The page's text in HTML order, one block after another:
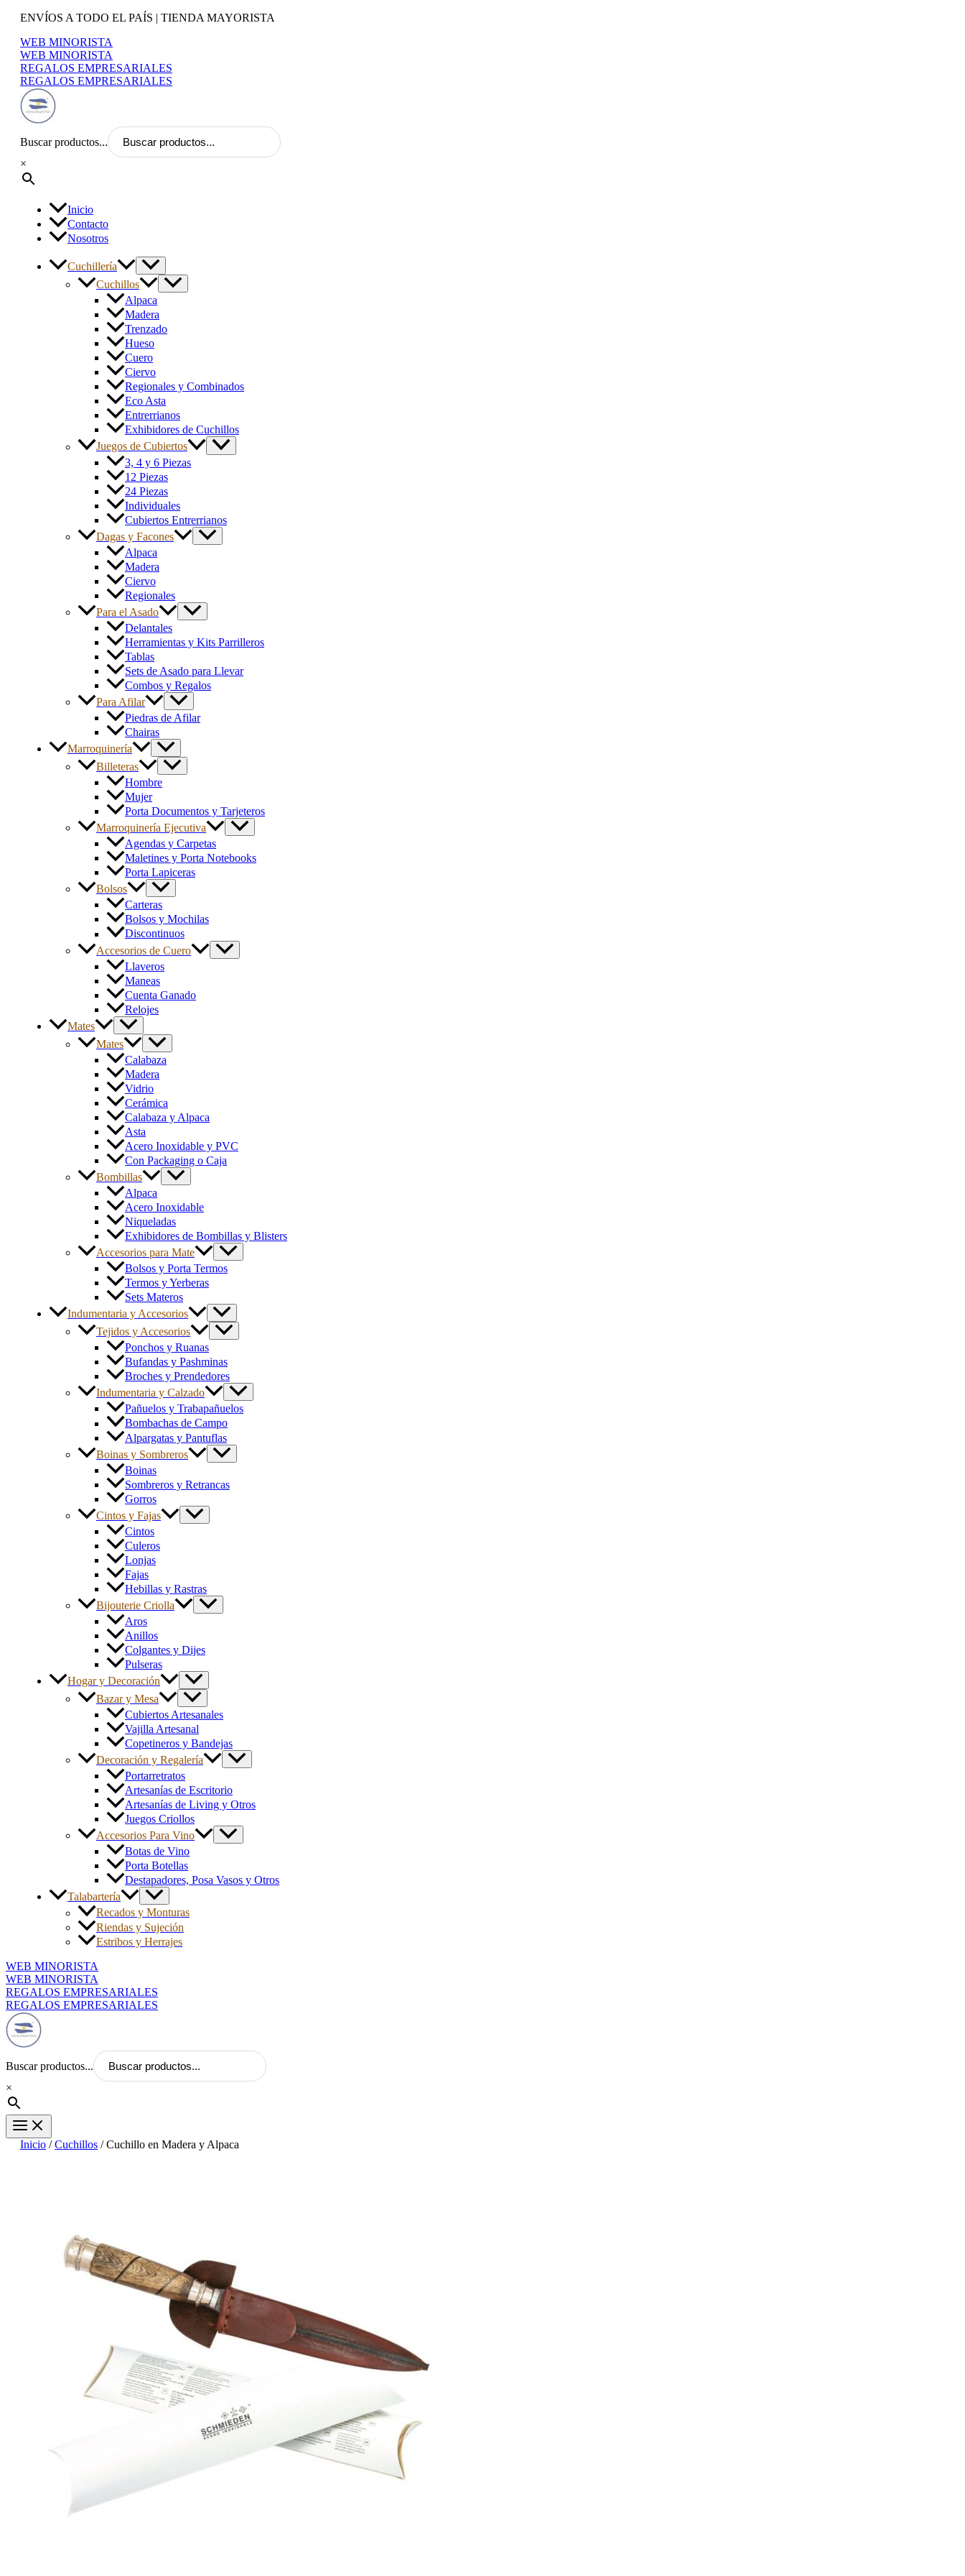
contenido
ENVÍOS A TODO EL PAÍS | TIENDA MAYORISTA
WEB MINORISTA
WEB MINORISTA
REGALOS EMPRESARIALES
REGALOS EMPRESARIALES
Buscar productos...
×
Inicio
Contacto
Nosotros
Cuchillería
Cuchillos
Alpaca
Madera
Trenzado
Hueso
Cuero
Ciervo
Regionales y Combinados
Eco Asta
Entrerrianos
Exhibidores de Cuchillos
Juegos de Cubiertos
3, 4 y 6 Piezas
12 Piezas
24 Piezas
Individuales
Cubiertos Entrerrianos
Dagas y Facones
Alpaca
Madera
Ciervo
Regionales
Para el Asado
Delantales
Herramientas y Kits Parrilleros
Tablas
Sets de Asado para Llevar
Combos y Regalos
Para Afilar
Piedras de Afilar
Chairas
Marroquinería
Billeteras
Hombre
Mujer
Porta Documentos y Tarjeteros
Marroquinería Ejecutiva
Agendas y Carpetas
Maletines y Porta Notebooks
Porta Lapiceras
Bolsos
Carteras
Bolsos y Mochilas
Discontinuos
Accesorios de Cuero
Llaveros
Maneas
Cuenta Ganado
Relojes
Mates
Mates
Calabaza
Madera
Vidrio
Cerámica
Calabaza y Alpaca
Asta
Acero Inoxidable y PVC
Con Packaging o Caja
Bombillas
Alpaca
Acero Inoxidable
Niqueladas
Exhibidores de Bombillas y Blisters
Accesorios para Mate
Bolsos y Porta Termos
Termos y Yerberas
Sets Materos
Indumentaria y Accesorios
Tejidos y Accesorios
Ponchos y Ruanas
Bufandas y Pashminas
Broches y Prendedores
Indumentaria y Calzado
Pañuelos y Trabapañuelos
Bombachas de Campo
Alpargatas y Pantuflas
Boinas y Sombreros
Boinas
Sombreros y Retrancas
Gorros
Cintos y Fajas
Cintos
Culeros
Lonjas
Fajas
Hebillas y Rastras
Bijouterie Criolla
Aros
Anillos
Colgantes y Dijes
Pulseras
Hogar y Decoración
Bazar y Mesa
Cubiertos Artesanales
Vajilla Artesanal
Copetineros y Bandejas
Decoración y Regalería
Portarretratos
Artesanías de Escritorio
Artesanías de Living y Otros
Juegos Criollos
Accesorios Para Vino
Botas de Vino
Porta Botellas
Destapadores, Posa Vasos y Otros
Talabartería
Recados y Monturas
Riendas y Sujeción
Estribos y Herrajes
WEB MINORISTA
WEB MINORISTA
REGALOS EMPRESARIALES
REGALOS EMPRESARIALES
Buscar productos...
×
Inicio /Cuchillos / Cuchillo en Madera y Alpaca